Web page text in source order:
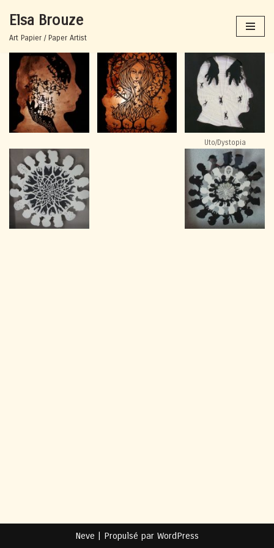
Aller
contenu
Elsa Brouze
Art Papier / Paper Artist
Uto/Dystopia
Neve | Propulsé par WordPress